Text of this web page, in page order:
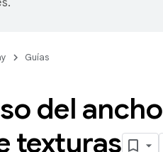
Guías
del
texturas